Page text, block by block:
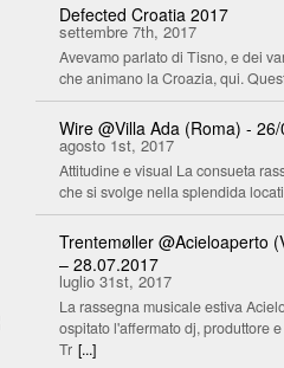
Defected Croatia 2017
settembre 7th, 2017
Avevamo parlato di Tisno, e dei
che animano la Croazia, qui.
Wire @Villa Ada (Roma) -
agosto 1st, 2017
Attitudine e visual La consueta
che si svolge nella splendida
Trentemøller @Acieloaperto
– 28.07.2017
luglio 31st, 2017
La rassegna musicale estiva
ospitato l'affermato dj, produttore
Tr [...]